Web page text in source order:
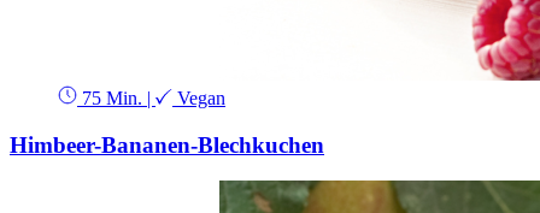
75 Min. | Vegan
Himbeer-Bananen-Blechkuchen